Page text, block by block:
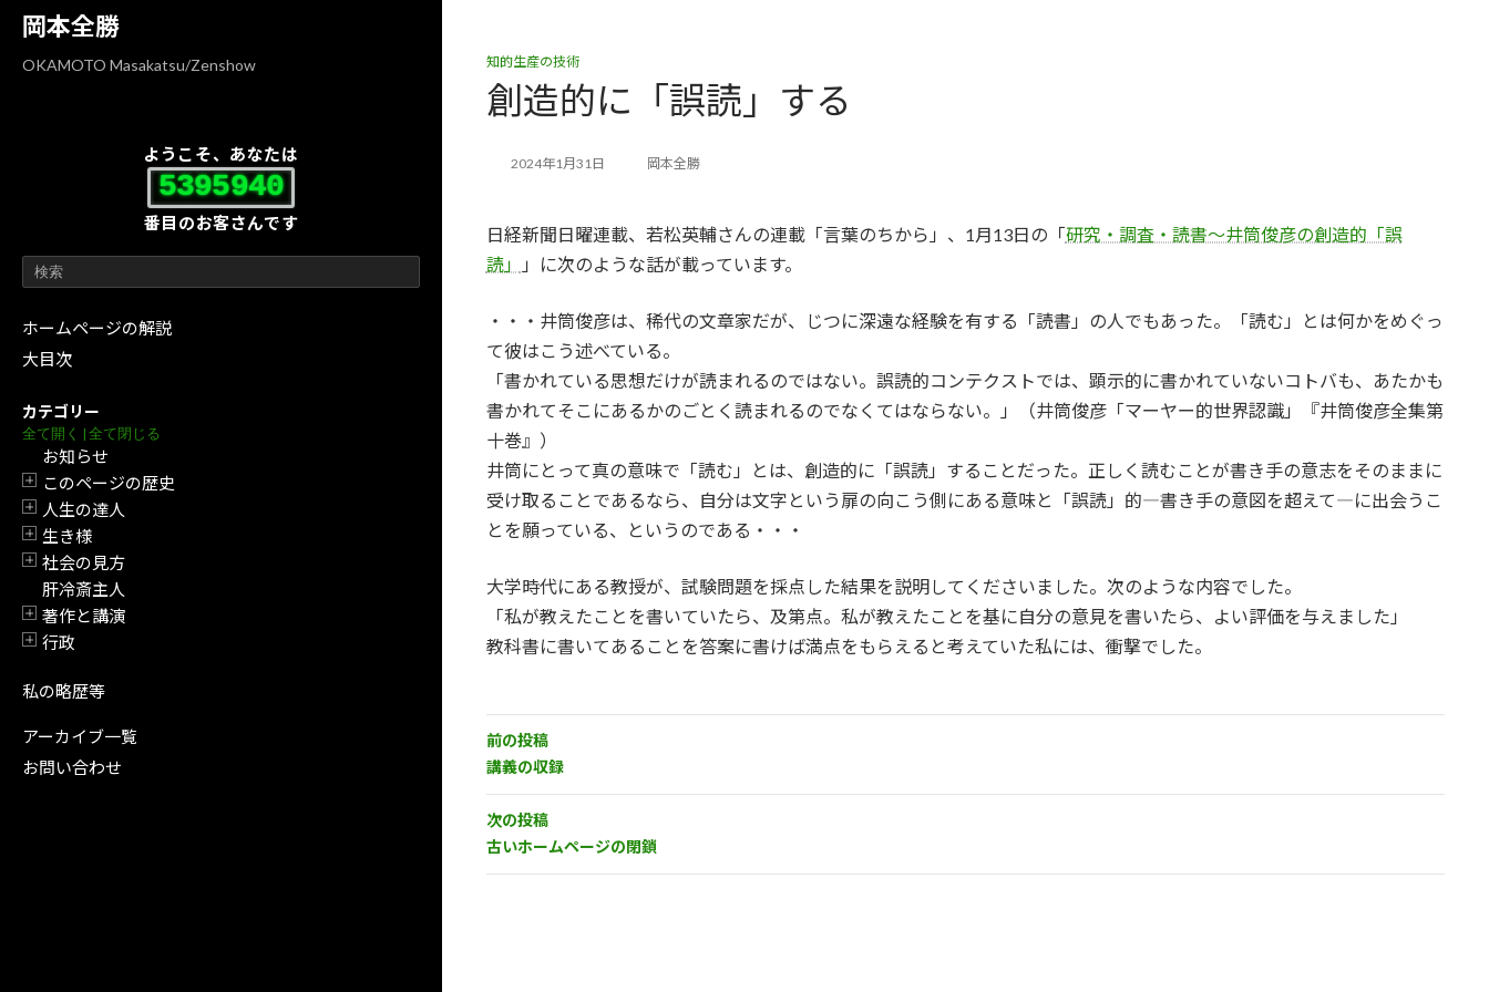
岡本全勝
OKAMOTO Masakatsu/Zenshow
ようこそ、あなたは
5395940
番目のお客さんです
ホームページの解説
大目次
カテゴリー
全て開く | 全て閉じる
お知らせ
開閉
このページの歴史
開閉
人生の達人
開閉
生き様
開閉
社会の見方
肝冷斎主人
開閉
著作と講演
開閉
行政
私の略歴等
アーカイブ一覧
お問い合わせ
知的生産の技術
創造的に「誤読」する
2024年1月31日 岡本全勝
日経新聞日曜連載、若松英輔さんの連載「言葉のちから」、1月13日の「研究・調査・読書〜井筒俊彦の創造的「誤
読」
」に次のような話が載っています。
・・・井筒俊彦は、稀代の文章家だが、じつに深遠な経験を有する「読書」の人でもあった。「読む」とは何かをめぐっ
て彼はこう述べている。
「書かれている思想だけが読まれるのではない。誤読的コンテクストでは、顕示的に書かれていないコトバも、あたかも
書かれてそこにあるかのごとく読まれるのでなくてはならない。」（井筒俊彦「マーヤー的世界認識」『井筒俊彦全集第
十巻』）
井筒にとって真の意味で「読む」とは、創造的に「誤読」することだった。正しく読むことが書き手の意志をそのままに
受け取ることであるなら、自分は文字という扉の向こう側にある意味と「誤読」的―書き手の意図を超えて―に出会うこ
とを願っている、というのである・・・
大学時代にある教授が、試験問題を採点した結果を説明してくださいました。次のような内容でした。
「私が教えたことを書いていたら、及第点。私が教えたことを基に自分の意見を書いたら、よい評価を与えました」
教科書に書いてあることを答案に書けば満点をもらえると考えていた私には、衝撃でした。
前の投稿
講義の収録
次の投稿
古いホームページの閉鎖